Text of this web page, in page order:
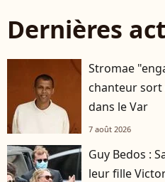
Dernières
Stromae
chanteur
dans le Var
7 août 2026
Guy Bedos :
leur fille